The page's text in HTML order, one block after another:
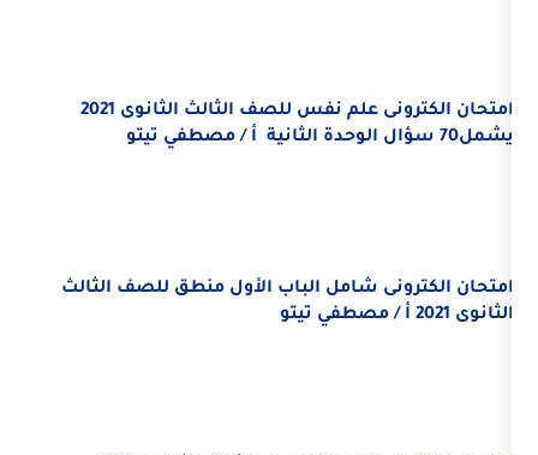
امتحان الكترونى علم نفس للصف الثالث الثانوى 2021
أ / مصطفي تيتو
شامل الباب الأول منطق للصف الثالث
مصطفي تيتو